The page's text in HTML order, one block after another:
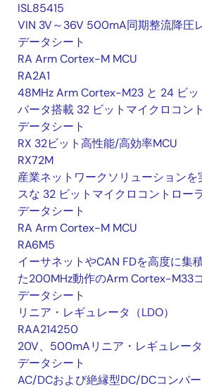
ISL85415
VIN 3V～36V 500mA同期整流降圧
データシート
RA Arm Cortex-M MCU
RA2A1
48MHz Arm Cortex-M23 と 24 ビ
バータ搭載 32 ビットマイクロコン
データシート
RX 32ビット高性能/高効率MCU
RX72M
産業ネットワークソリューション
スな 32 ビットマイクロコントロー
データシート
RA Arm Cortex-M MCU
RA6M5
イーサネットやCAN FDを高度に集
た200MHz動作のArm Cortex-M33
データシート
リニア・レギュレータ（LDO）
RAA214250
20V、500mAリニア・レギュレータ
データシート
AC/DCおよび絶縁型DC/DCコンバ